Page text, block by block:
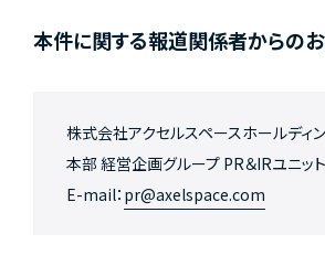
本件に関する報道関係者からの
株式会社アクセルスペースホールディ
本部 経営企画グループ PR＆IRユニット
E-mail： pr@axelspace.com